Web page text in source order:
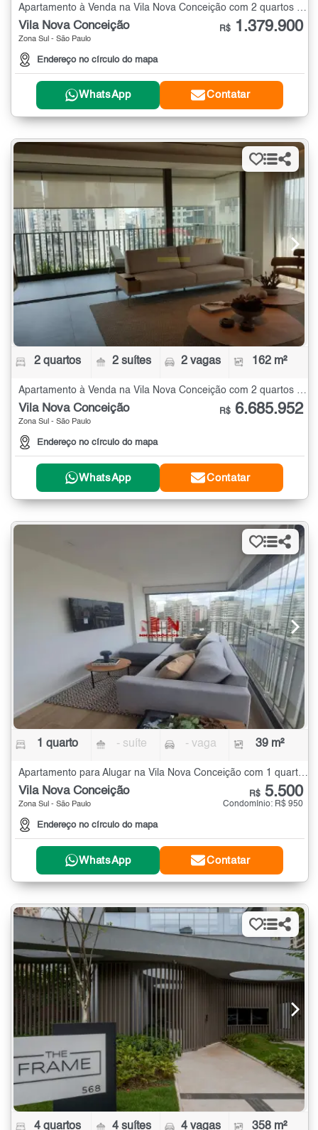
Vila Nova Conceição
Zona Sul - São Paulo
Endereço no círculo do mapa
R$ 1.379.900
WhatsApp Contatar
2 quartos 2 suítes 2 vagas 162 m²
Vila Nova Conceição
Zona Sul - São Paulo
Endereço no círculo do mapa
R$ 6.685.952
WhatsApp Contatar
1 quarto - suíte - vaga 39 m²
Apartamento para Alugar na Vila Nova Conceição com 1 quarto - 39 m²
Vila Nova Conceição
Zona Sul - São Paulo
Endereço no círculo do mapa
R$ 5.500
Condomínio: R$ 950
WhatsApp Contatar
4 quartos 4 suítes 4 vagas 358 m²